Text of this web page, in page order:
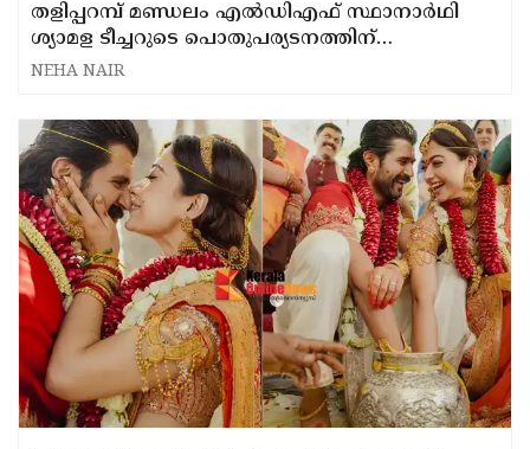
തളിപ്പറമ്പ് മണ്ഡലം എൽഡിഎഫ്‌ സ്ഥാനാർഥി
ശ്യാമള ടീച്ചറുടെ പൊതുപര്യടനത്തിന്
ആവേശകരമായ തുടക്കം
NEHA NAIR